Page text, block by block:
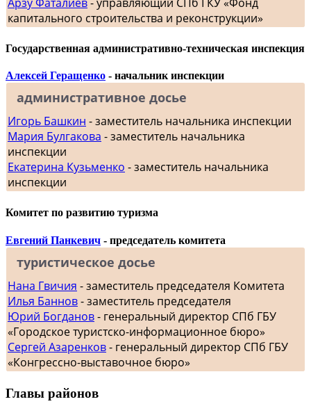
капитального строительства и реконструкции»
Государственная административно-техническая инспекция
Алексей Геращенко - начальник инспекции
административное досье
Игорь Башкин - заместитель начальника инспекции
Мария Булгакова - заместитель начальника
инспекции
Екатерина Кузьменко - заместитель начальника
инспекции
Комитет по развитию туризма
Евгений Панкевич - председатель комитета
туристическое досье
Нана Гвичия - заместитель председателя Комитета
Илья Баннов- заместитель председателя
Юрий Богданов- генеральный директор СПб ГБУ
«Городское туристско-информационное бюро»
Сергей Азаренков- генеральный директор СПб ГБУ
«Конгрессно-выставочное бюро»
Главы районов